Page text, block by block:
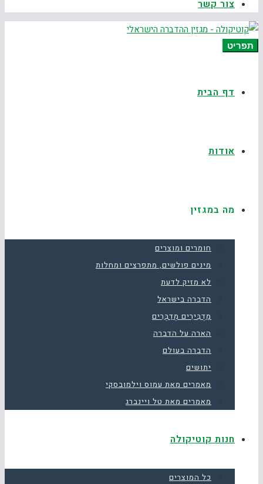
צור קשר
תפריט
דף הבית
אודות
מה במגזין
חומרים ומוצרים
מינים פולשים, מתפרצים ומחלות
לא מזיק לדעת
הדברה בישראל
מַדְבִּירִים מְדַבְּרִים
הארה על הדברה
הדברה בעולם
יתושים
מאמרים מאת עמוס וילמובסקי
מאמרים מאת טל ויינברג
חנות קוטיקולה
כל המוצרים